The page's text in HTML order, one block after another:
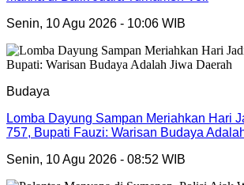
Senin, 10 Agu 2026 - 10:06 WIB
Budaya
Lomba Dayung Sampan Meriahkan Hari
757, Bupati Fauzi: Warisan Budaya
Senin, 10 Agu 2026 - 08:52 WIB